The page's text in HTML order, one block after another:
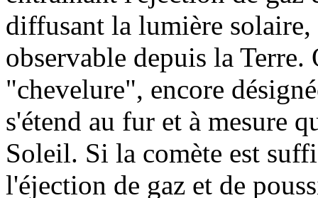
diffusant la lumière
observable depuis la
"chevelure", encore
s'étend au fur et à mesure
Soleil. Si la comète est
l'éjection de gaz et de